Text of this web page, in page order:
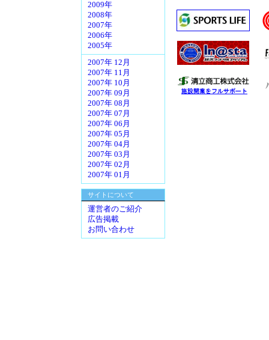
2009年
2008年
2007年
2006年
2005年
2007年 12月
2007年 11月
2007年 10月
2007年 09月
2007年 08月
2007年 07月
2007年 06月
2007年 05月
2007年 04月
2007年 03月
2007年 02月
2007年 01月
サイトについて
運営者のご紹介
広告掲載
お問い合わせ